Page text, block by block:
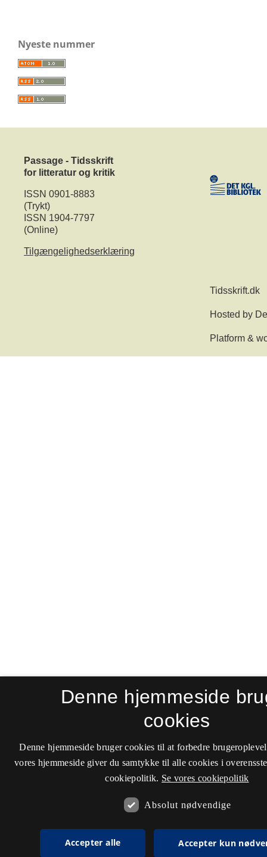
Nyeste nummer
Passage - Tidsskrift
for litteratur og kritik
ISSN 0901-8883
(Trykt)
ISSN 1904-7797
(Online)
Tilgængelighedserklæring
Denne hjemmeside
cookies
Denne hjemmeside bruger cookies til at forbedre
vores hjemmeside giver du samtykke til alle cookies i
cookiepolitik. Se vores cookiepolitik
Absolut nødvendige
Accepter alle Accepter kun